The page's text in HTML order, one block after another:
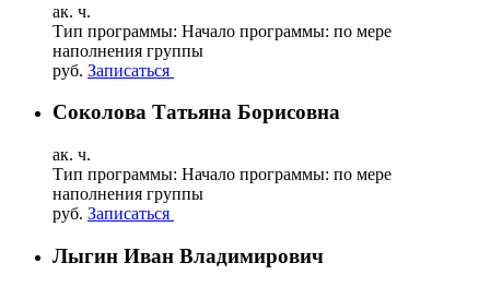
ак. ч.
Тип программы: Начало программы: по мере
наполнения группы
руб. Записаться
Соколова Татьяна Борисовна
ак. ч.
Тип программы: Начало программы: по мере
наполнения группы
руб. Записаться
Лыгин Иван Владимирович